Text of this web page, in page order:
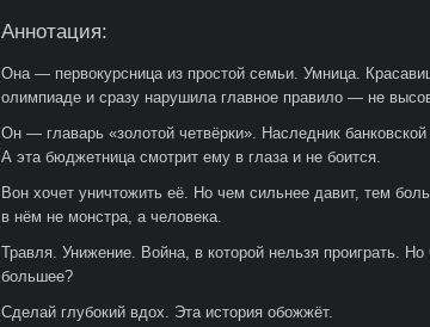
Аннотация:
Она — первокурсница из простой семьи. Умница.
олимпиаде и сразу нарушила главное правило — не
Он — главарь «золотой четвёрки». Наследник
А эта бюджетница смотрит ему в глаза и не боится.
Вон хочет уничтожить её. Но чем сильнее давит, тем
в нём не монстра, а человека.
Травля. Унижение. Война, в которой нельзя проиграть.
большее?
Сделай глубокий вдох. Эта история обожжёт.